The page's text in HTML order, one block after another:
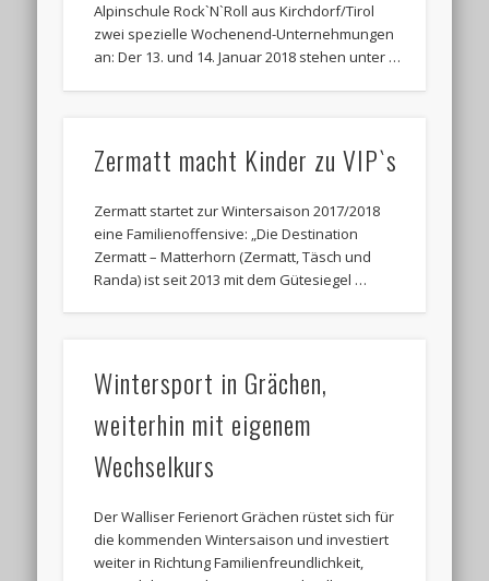
Alpinschule Rock`N`Roll aus Kirchdorf/Tirol
zwei spezielle Wochenend-Unternehmungen
an: Der 13. und 14. Januar 2018 stehen unter …
Zermatt macht Kinder zu VIP`s
Zermatt startet zur Wintersaison 2017/2018
eine Familienoffensive: „Die Destination
Zermatt – Matterhorn (Zermatt, Täsch und
Randa) ist seit 2013 mit dem Gütesiegel …
Wintersport in Grächen,
weiterhin mit eigenem
Wechselkurs
Der Walliser Ferienort Grächen rüstet sich für
die kommenden Wintersaison und investiert
weiter in Richtung Familienfreundlichkeit,